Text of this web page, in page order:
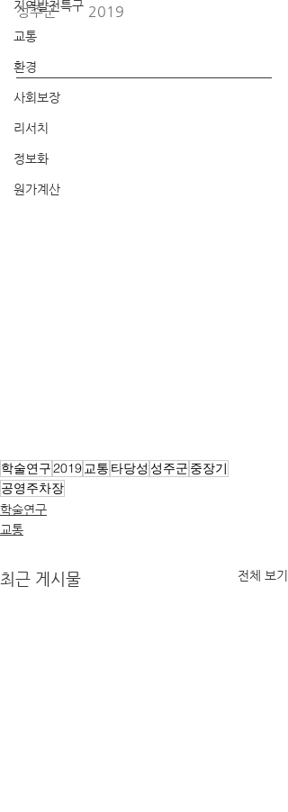
지역발전특구
교통
환경
사회보장
리서치
정보화
원가계산
성주군	2019
학술연구2019교통 타당성 성주군 중장기
공영주차장
학술연구
교통
최근 게시물 전체 보기